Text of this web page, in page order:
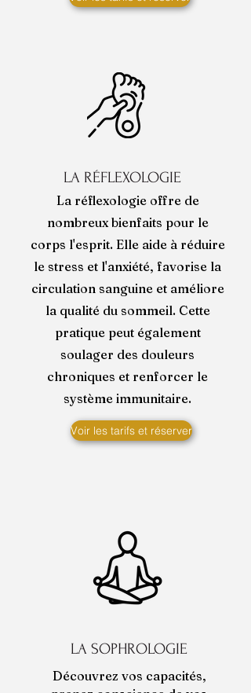
LA RÉFLEXOLOGIE
La réflexologie offre de
nombreux bienfaits pour le
corps l'esprit. Elle aide à réduire
le stress et l'anxiété, favorise la
circulation sanguine et améliore
la qualité du sommeil. Cette
pratique peut également
soulager des douleurs
chroniques et renforcer le
système immunitaire.
Voir les tarifs et réserver
LA SOPHROLOGIE
Découvrez vos capacités,